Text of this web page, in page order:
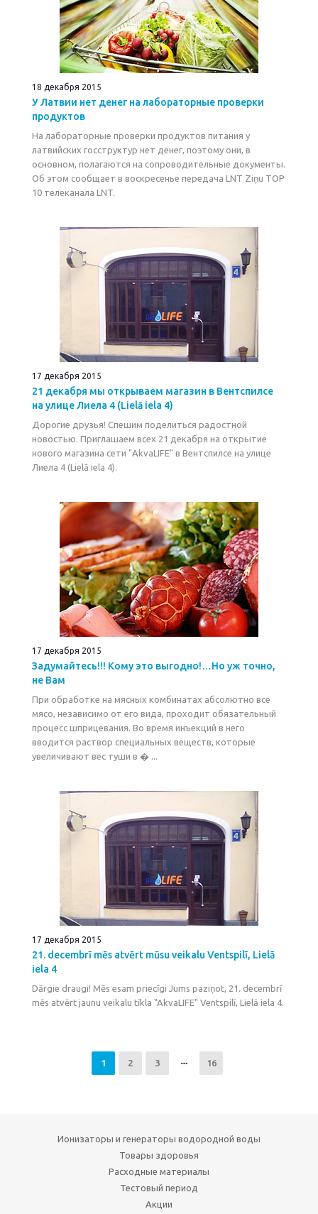
18 декабря 2015
У Латвии нет денег на лабораторные проверки
продуктов
На лабораторные проверки продуктов питания у
латвийских госструктур нет денег, поэтому они, в
основном, полагаются на сопроводительные документы.
Об этом сообщает в воскресенье передача LNT Ziņu TOP
10 телеканала LNT.
17 декабря 2015
21 декабря мы открываем магазин в Вентспилсе
на улице Лиела 4 (Lielā iela 4)
Дорогие друзья! Спешим поделиться радостной
новостью. Приглашаем всех 21 декабря на открытие
нового магазина cети "AkvaLIFE" в Вентспилсе на улице
Лиела 4 (Lielā iela 4).
17 декабря 2015
Задумайтесь!!! Кому это выгодно!…Но уж точно,
не Вам
При обработке на мясных комбинатах абсолютно все
мясо, независимо от его вида, проходит обязательный
процесс шприцевания. Во время инъекций в него
вводится раствор специальных веществ, которые
увеличивают вес туши в � ...
17 декабря 2015
21. decembrī mēs atvērt mūsu veikalu Ventspilī, Lielā
iela 4
Dārgie draugi! Mēs esam priecīgi Jums paziņot, 21. decembrī
mēs atvērt jaunu veikalu tīkla "AkvaLIFE" Ventspilī, Lielā iela 4.
1 2 3 16
Ионизаторы и генераторы водородной воды
Товары здоровья
Расходные материалы
Тестовый период
Акции